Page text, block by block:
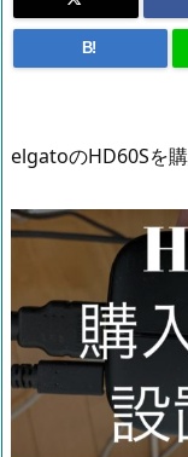
B!
elgatoのHD60Sを購